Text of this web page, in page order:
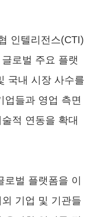
인텔리전스(CTI)
로벌 주요 플랫
국내 시장 사수를
업들과 영업 측면
적 연동을 확대
벌 플랫폼을 이
기업 및 기관들